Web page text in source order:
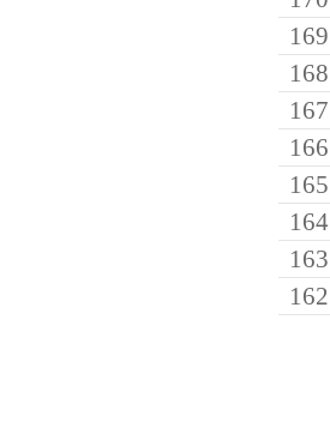
169
168
167
166
165
164
163
162